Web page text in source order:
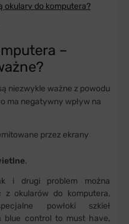
okulary do komputera?
–
niezwykle ważne z powodu
ma negatywny wpływ na
przez ekrany
.
i drugi problem można
z okularów do komputera,
powłoki szkieł
blue control to must have,